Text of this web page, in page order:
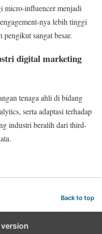
micro-influencer menjadi
nya lebih tinggi
sangat besar.
digital marketing
tenaga ahli di bidang
serta adaptasi terhadap
industri beralih dari third-
Back to top